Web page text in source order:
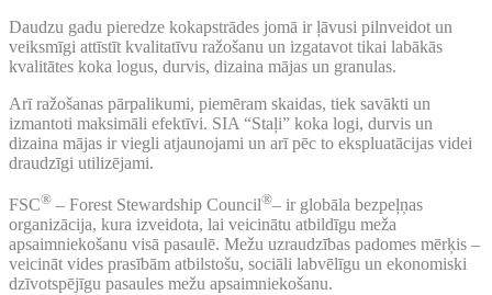
Daudzu gadu pieredze kokapstrādes jomā ir ļāvusi pilnveidot un
veiksmīgi attīstīt kvalitatīvu ražošanu un izgatavot tikai labākās
kvalitātes koka logus, durvis, dizaina mājas un granulas.
Arī ražošanas pārpalikumi, piemēram skaidas, tiek savākti un
izmantoti maksimāli efektīvi. SIA “Staļi” koka logi, durvis un
dizaina mājas ir viegli atjaunojami un arī pēc to ekspluatācijas videi
draudzīgi utilizējami.
FSC® – Forest Stewardship Council®– ir globāla bezpeļņas
organizācija, kura izveidota, lai veicinātu atbildīgu meža
apsaimniekošanu visā pasaulē. Mežu uzraudzības padomes mērķis –
veicināt vides prasībām atbilstošu, sociāli labvēlīgu un ekonomiski
dzīvotspējīgu pasaules mežu apsaimniekošanu.